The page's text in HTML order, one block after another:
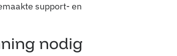
support- en
nodig